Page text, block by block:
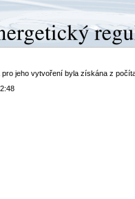
jeho vytvoření byla získána z